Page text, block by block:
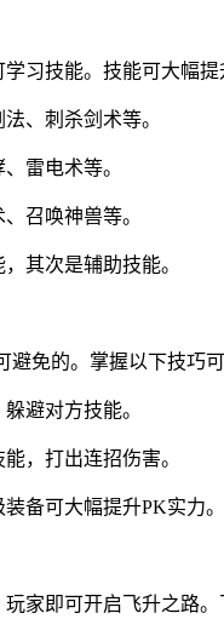
习技能。技能可大幅提
、刺杀剑术等。
雷电术等。
召唤神兽等。
其次是辅助技能。
避免的。掌握以下技巧可
避对方技能。
，打出连招伤害。
备可大幅提升PK实力。
家即可开启飞升之路。